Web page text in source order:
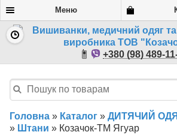
Меню
+380 (98) 489-
Головна » Каталог » ДИТЯЧИЙ
» Штани » Козачок-ТМ Ягуар